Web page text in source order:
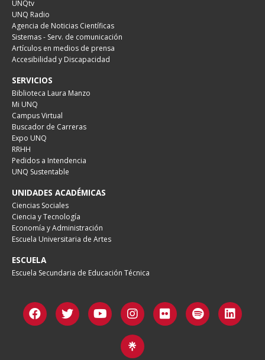
UNQtv
UNQ Radio
Agencia de Noticias Científicas
Sistemas - Serv. de comunicación
Artículos en medios de prensa
Accesibilidad y Discapacidad
SERVICIOS
Biblioteca Laura Manzo
Mi UNQ
Campus Virtual
Buscador de Carreras
Expo UNQ
RRHH
Pedidos a Intendencia
UNQ Sustentable
UNIDADES ACADÉMICAS
Ciencias Sociales
Ciencia y Tecnología
Economía y Administración
Escuela Universitaria de Artes
ESCUELA
Escuela Secundaria de Educación Técnica